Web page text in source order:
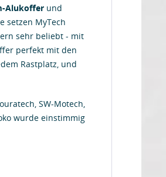
Alukoffer und
setzen MyTech
sehr beliebt - mit
perfekt mit den
Rastplatz, und
SW-Motech,
wurde einstimmig